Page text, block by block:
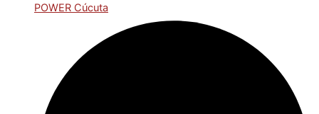
POWER Cúcuta